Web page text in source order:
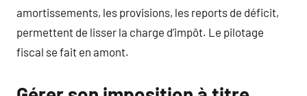
amortissements, les provisions, les reports de déficit,
permettent de lisser la charge d’impôt. Le pilotage
fiscal se fait en amont.